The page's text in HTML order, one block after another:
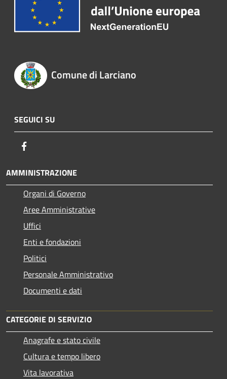
Comune di Larciano
SEGUICI SU
AMMINISTRAZIONE
Organi di Governo
Aree Amministrative
Uffici
Enti e fondazioni
Politici
Personale Amministrativo
Documenti e dati
CATEGORIE DI SERVIZIO
Anagrafe e stato civile
Cultura e tempo libero
Vita lavorativa